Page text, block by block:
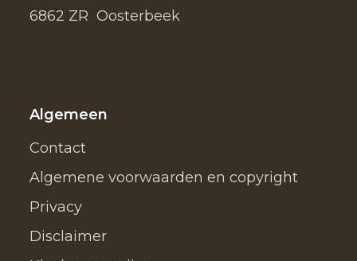
6862 ZR Oosterbeek
Algemeen
Contact
Algemene voorwaarden en copyright
Privacy
Disclaimer